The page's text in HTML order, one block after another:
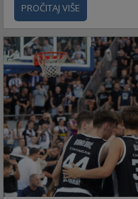
PROČITAJ VIŠE